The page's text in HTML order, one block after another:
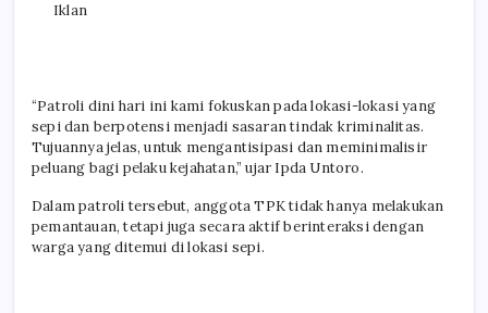
Iklan
“Patroli dini hari ini kami fokuskan pada lokasi-lokasi yang
sepi dan berpotensi menjadi sasaran tindak kriminalitas.
Tujuannya jelas, untuk mengantisipasi dan meminimalisir
peluang bagi pelaku kejahatan,” ujar Ipda Untoro.
Dalam patroli tersebut, anggota TPK tidak hanya melakukan
pemantauan, tetapi juga secara aktif berinteraksi dengan
warga yang ditemui di lokasi sepi.